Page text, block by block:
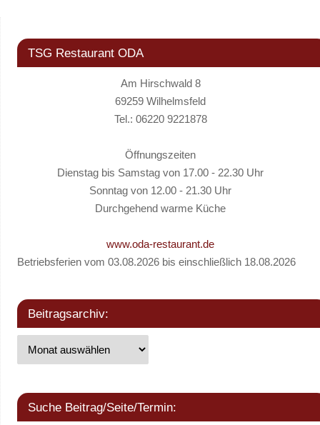
TSG Restaurant ODA
Am Hirschwald 8
69259 Wilhelmsfeld
Tel.: 06220 9221878
Öffnungszeiten
Dienstag bis Samstag von 17.00 - 22.30 Uhr
Sonntag von 12.00 - 21.30 Uhr
Durchgehend warme Küche
www.oda-restaurant.de
Betriebsferien vom 03.08.2026 bis einschließlich 18.08.2026
Beitragsarchiv:
Suche Beitrag/Seite/Termin: